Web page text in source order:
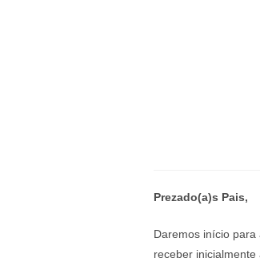
Prezado(a)s Pais,
Daremos início
receber